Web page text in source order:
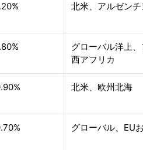
北米、アルゼン
グローバル洋上、
西アフリカ
北米、欧州北海
グローバル、EU